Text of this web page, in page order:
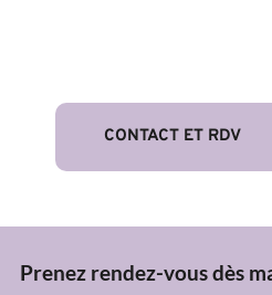
CONTACT ET RDV
Prenez rendez-vous dès